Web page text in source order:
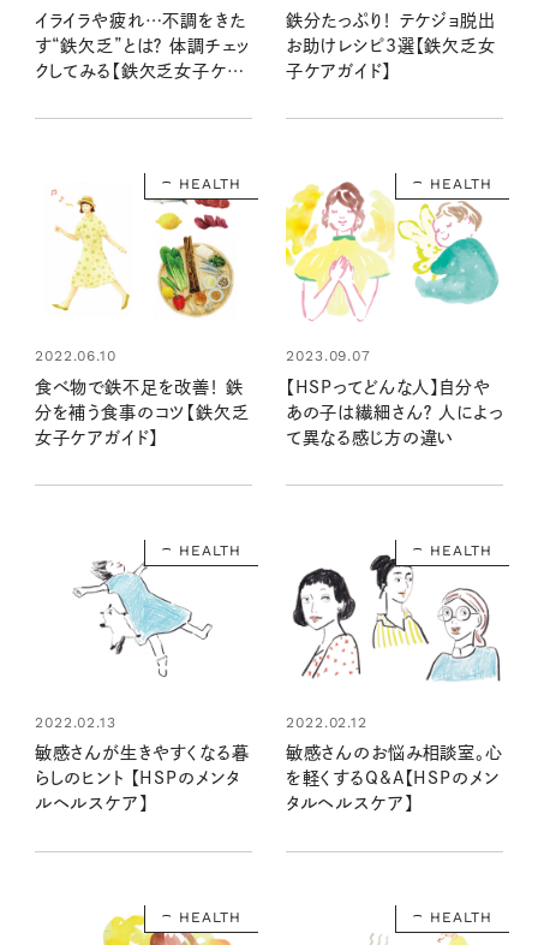
イライラや疲れ…不調をきた
す“鉄欠乏”とは？ 体調チェッ
クしてみる【鉄欠乏女子ケア
鉄分たっぷり！ テケジョ脱出
お助けレシピ3選【鉄欠乏女
子ケアガイド】
HEALTH
2022.06.10
食べ物で鉄不足を改善！ 鉄
分を補う食事のコツ【鉄欠乏
女子ケアガイド】
HEALTH
2023.09.07
【HSPってどんな人】自分や
あの子は繊細さん？ 人によっ
て異なる感じ方の違い
HEALTH
2022.02.13
敏感さんが生きやすくなる暮
らしのヒント 【HSPのメンタ
ルヘルスケア】
HEALTH
2022.02.12
敏感さんのお悩み相談室。心
を軽くするQ&A【HSPのメン
タルヘルスケア】
HEALTH HEALTH